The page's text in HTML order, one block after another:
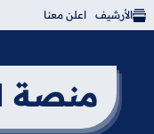
الأرشيف اعلن معنا
منصة